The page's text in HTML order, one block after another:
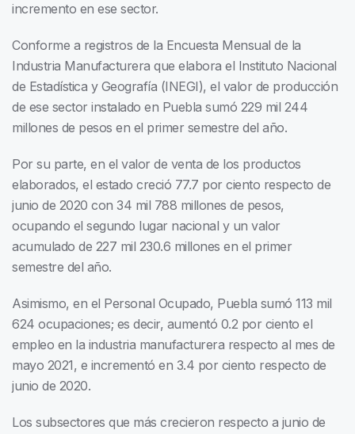
incremento en ese sector.
Conforme a registros de la Encuesta Mensual de la
Industria Manufacturera que elabora el Instituto Nacional
de Estadística y Geografía (INEGI), el valor de producción
de ese sector instalado en Puebla sumó 229 mil 244
millones de pesos en el primer semestre del año.
Por su parte, en el valor de venta de los productos
elaborados, el estado creció 77.7 por ciento respecto de
junio de 2020 con 34 mil 788 millones de pesos,
ocupando el segundo lugar nacional y un valor
acumulado de 227 mil 230.6 millones en el primer
semestre del año.
Asimismo, en el Personal Ocupado, Puebla sumó 113 mil
624 ocupaciones; es decir, aumentó 0.2 por ciento el
empleo en la industria manufacturera respecto al mes de
mayo 2021, e incrementó en 3.4 por ciento respecto de
junio de 2020.
Los subsectores que más crecieron respecto a junio de